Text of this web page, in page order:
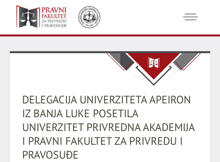
DELEGACIJA UNIVERZITETA APEIRON
IZ BANJA LUKE POSETILA
UNIVERZITET PRIVREDNA AKADEMIJA
I PRAVNI FAKULTET ZA PRIVREDU I
PRAVOSUĐE